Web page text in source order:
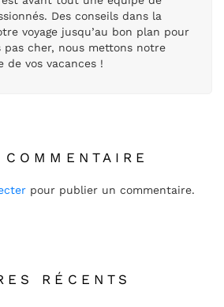
Des conseils dans la
voyage jusqu’au bon plan pour
pas cher, nous mettons notre
de vos vacances !
pour publier un commentaire.
RÉCENTS